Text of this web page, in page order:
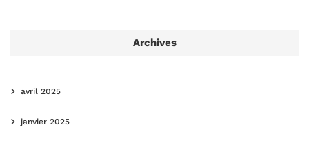
Archives
avril 2025
janvier 2025